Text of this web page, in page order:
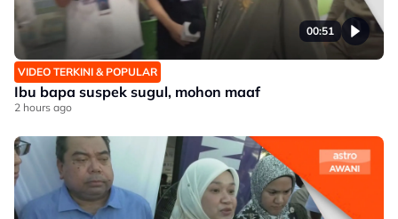
00:51
VIDEO TERKINI & POPULAR
Ibu bapa suspek sugul, mohon maaf
2 hours ago